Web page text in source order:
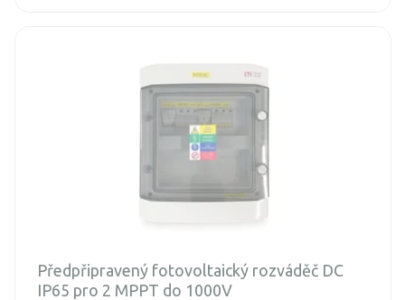
Předpřipravený fotovoltaický rozváděč DC
IP65 pro 2 MPPT do 1000V